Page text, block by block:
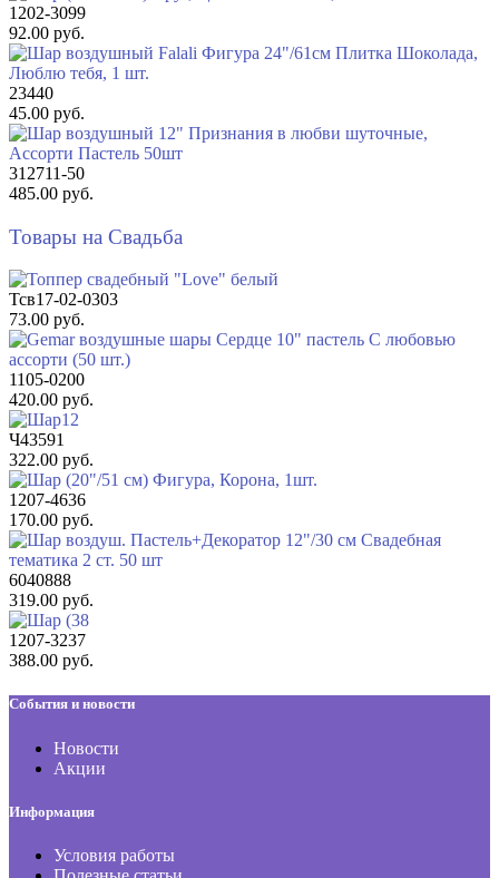
1202-3099
92.00 руб.
23440
45.00 руб.
312711-50
485.00 руб.
Товары на Свадьба
Тсв17-02-0303
73.00 руб.
1105-0200
420.00 руб.
Ч43591
322.00 руб.
1207-4636
170.00 руб.
6040888
319.00 руб.
1207-3237
388.00 руб.
События и новости
Новости
Акции
Информация
Условия работы